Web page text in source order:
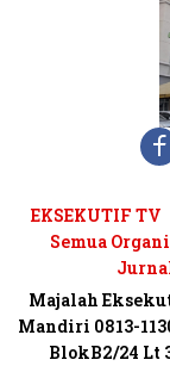
EKSEKUTIF TV
Semua
Majalah
Mandiri 0813-
BlokB2/24 Lt